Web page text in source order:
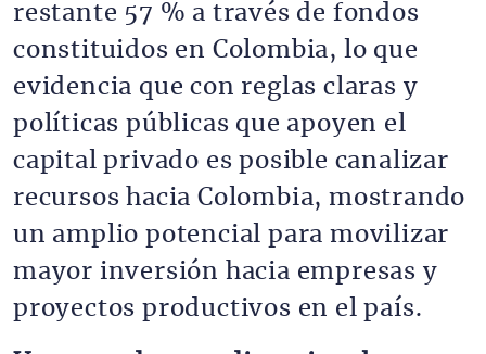
restante 57 % a través de fondos
constituidos en Colombia, lo que
evidencia que con reglas claras y
políticas públicas que apoyen el
capital privado es posible canalizar
recursos hacia Colombia, mostrando
un amplio potencial para movilizar
mayor inversión hacia empresas y
proyectos productivos en el país.